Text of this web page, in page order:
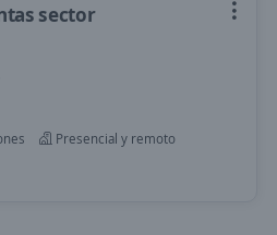
sector
Presencial y remoto